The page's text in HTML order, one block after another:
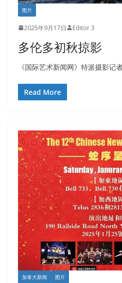
图片
2025年9月17日 Editor 3
多伦多初秋掠影
《国际艺术新闻网》特派摄影记
Read More
加拿大新闻 图片